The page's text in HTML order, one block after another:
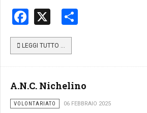
Facebook
LEGGI TUTTO …
A.N.C. Nichelino
VOLONTARIATO 06 FEBBRAIO 2025